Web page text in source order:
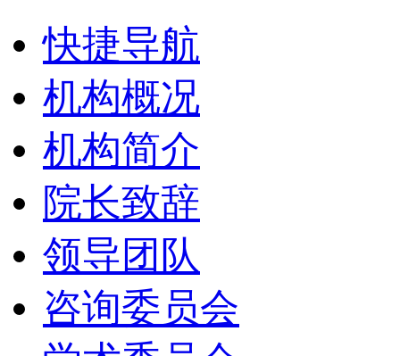
快捷导航
机构概况
机构简介
院长致辞
领导团队
咨询委员会